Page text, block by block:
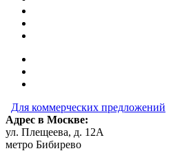
Для коммерческих предложений
Адрес в Москве:
ул. Плещеева, д. 12А
метро Бибирево